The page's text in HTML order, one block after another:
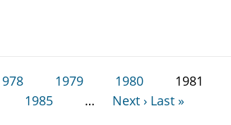
1979 1980 1981
1985 … Next › Last »